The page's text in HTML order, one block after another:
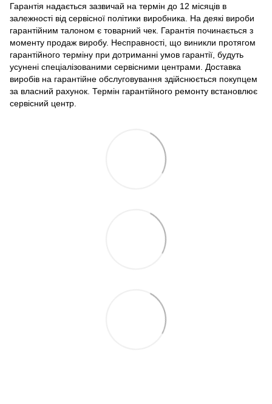
Гарантія надається зазвичай на термін до 12 місяців в
залежності від сервісної політики виробника. На деякі вироби
гарантійним талоном є товарний чек. Гарантія починається з
моменту продаж виробу. Несправності, що виникли протягом
гарантійного терміну при дотриманні умов гарантії, будуть
усунені спеціалізованими сервісними центрами. Доставка
виробів на гарантійне обслуговування здійснюється покупцем
за власний рахунок. Термін гарантійного ремонту встановлює
сервісний центр.